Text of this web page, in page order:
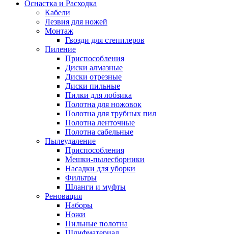
Оснастка и Расходка
Кабели
Лезвия для ножей
Монтаж
Гвозди для степплеров
Пиление
Приспособления
Диски алмазные
Диски отрезные
Диски пильные
Пилки для лобзика
Полотна для ножовок
Полотна для трубных пил
Полотна ленточные
Полотна сабельные
Пылеудаление
Приспособления
Мешки-пылесборники
Насадки для уборки
Фильтры
Шланги и муфты
Реновация
Наборы
Ножи
Пильные полотна